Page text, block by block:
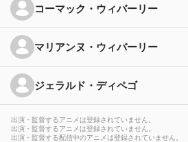
コーマック・ウィバーリー
マリアンヌ・ウィバーリー
ジェラルド・ディペゴ
出演・監督するアニメは登録されていません。
出演・監督するアニメは登録されていません。
出演・監督する配信中のアニメは登録されていません。